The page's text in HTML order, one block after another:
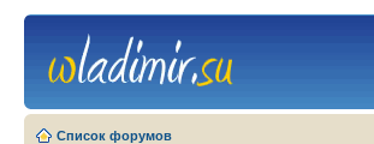
Список форумов